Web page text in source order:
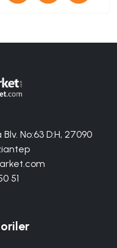
No:63 D:H, 27090
51